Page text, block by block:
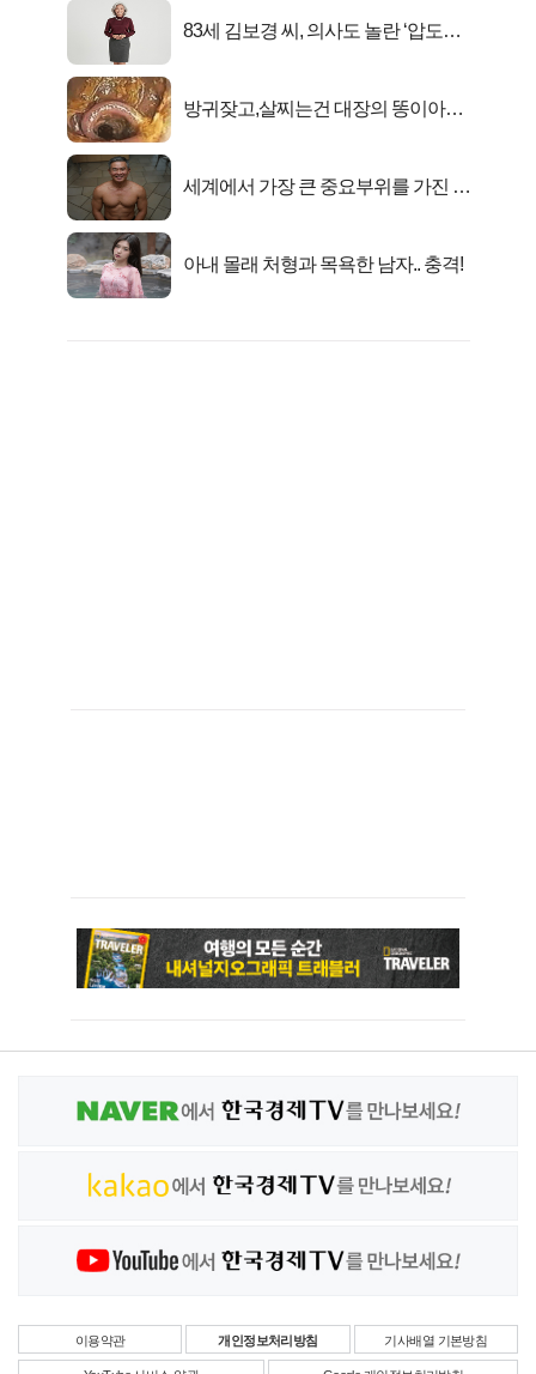
83세 김보경 씨, 의사도 놀란 ‘압도적
방귀잦고,살찌는건 대장의 똥이아니
세계에서 가장 큰 중요부위를 가진 남
아내 몰래 처형과 목욕한 남자.. 충격!
이용약관 개인정보처리방침 기사배열 기본방침